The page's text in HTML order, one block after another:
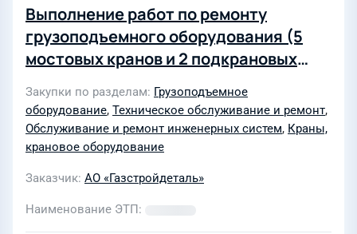
Выполнение работ по ремонту
грузоподъемного оборудования (5
мостовых кранов и 2 подкрановых
Закупки по разделам Грузоподъемное
оборудование, Техническое обслуживание и ремонт,
Обслуживание и ремонт инженерных систем, Краны,
крановое оборудование
Заказчик АО «Газстройдеталь»
Наименование ЭТП